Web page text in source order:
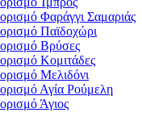
Φαράγγι Σαμαριάς
Παϊδοχώρι
Βρύσες
Κομιτάδες
Μελιδόνι
Αγία Ρούμελη
Άγιος